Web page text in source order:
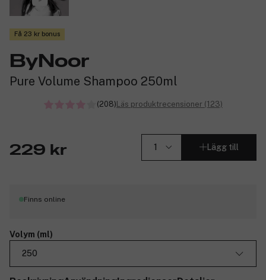
Få 23 kr bonus
ByNoor
Pure Volume Shampoo 250ml
(208)Läs produktrecensioner (123)
229 kr Lägg till
Finns online
Volym (ml)
250